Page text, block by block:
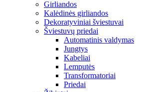
Girliandos
Kalėdinės girliandos
Dekoratyviniai šviestuvai
Šviestuvų priedai
Automatinis valdymas
Jungtys
Kabeliai
Lemputės
Transformatoriai
Priedai